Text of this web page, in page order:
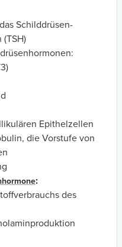
Schilddrüsen-
Epithelzellen
die Vorstufe von
:
des